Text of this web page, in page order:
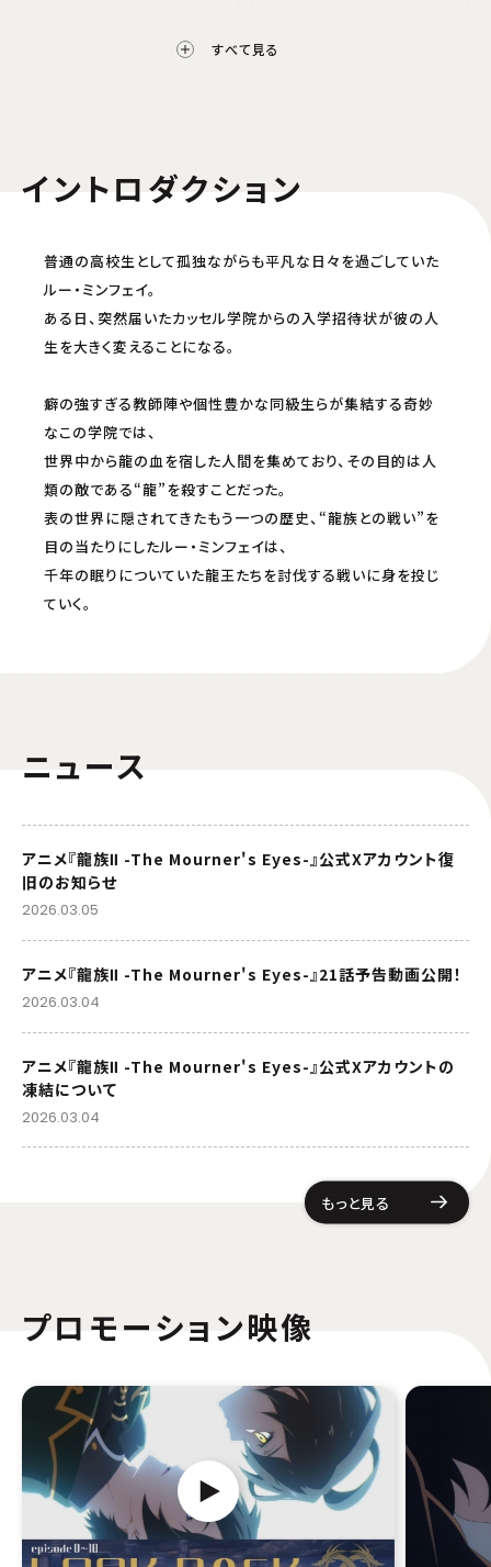
ニコニコチャンネル
Prime Video
dアニメストア
配信開始日・配信日時は編成の都合などにより変更となる場合がございます。予めご了
承ください。
すべて見る
イントロダクション
普通の高校生として孤独ながらも平凡な日々を過ごしていた
ルー・ミンフェイ。
ある日、突然届いたカッセル学院からの入学招待状が彼の人
生を大きく変えることになる。
癖の強すぎる教師陣や個性豊かな同級生らが集結する奇妙
なこの学院では、
世界中から龍の血を宿した人間を集めており、その目的は人
類の敵である“龍”を殺すことだった。
表の世界に隠されてきたもう一つの歴史、“龍族との戦い”を
目の当たりにしたルー・ミンフェイは、
千年の眠りについていた龍王たちを討伐する戦いに身を投じ
ていく。
ニュース
アニメ『龍族Ⅱ -The Mourner's Eyes-』公式Xアカウント復
旧のお知らせ
2026.03.05
アニメ『龍族Ⅱ -The Mourner's Eyes-』21話予告動画公開！
2026.03.04
アニメ『龍族Ⅱ -The Mourner's Eyes-』公式Xアカウントの
凍結について
2026.03.04
もっと見る
プロモーション映像